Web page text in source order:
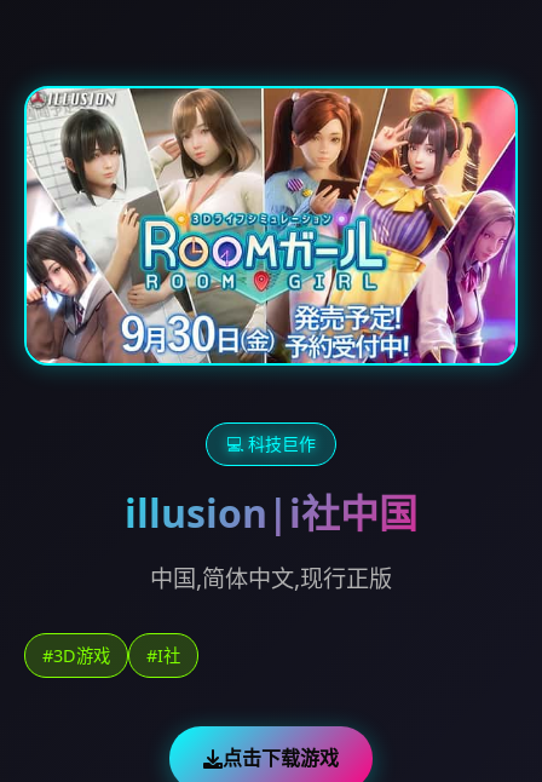
💻 科技巨作
illusion|i社中国
中国,简体中文,现行正版
#3D游戏 #I社
点击下载游戏